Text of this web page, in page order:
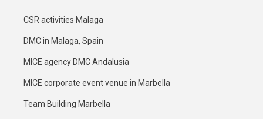
CSR activities Malaga
DMC in Malaga, Spain
MICE agency DMC Andalusia
MICE corporate event venue in Marbella
Team Building Marbella